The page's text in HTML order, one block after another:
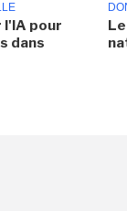
l'IA pour
dans